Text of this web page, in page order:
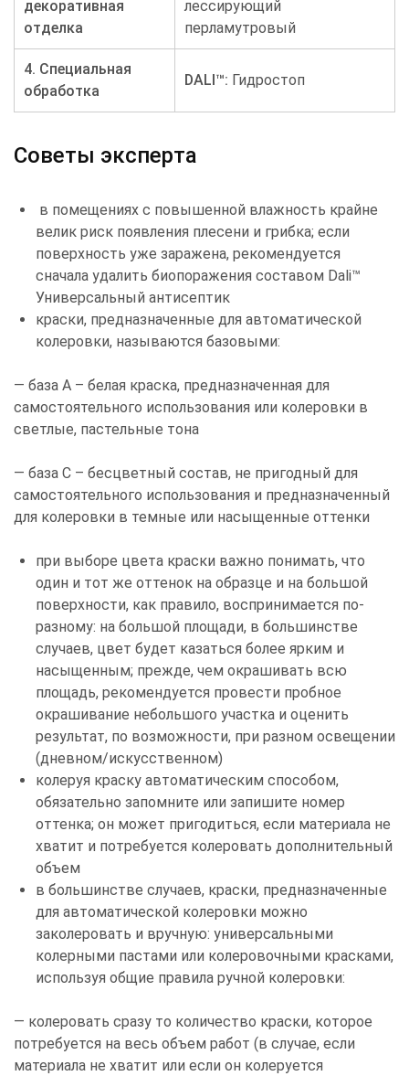
декоративная
отделка
лессирующий
перламутровый
4. Cпециальная
обработка
DALI™: Гидростоп
Советы эксперта
в помещениях с повышенной влажность крайне
велик риск появления плесени и грибка; если
поверхность уже заражена, рекомендуется
сначала удалить биопоражения составом Dali™
Универсальный антисептик
краски, предназначенные для автоматической
колеровки, называются базовыми:
— база А – белая краска, предназначенная для
самостоятельного использования или колеровки в
светлые, пастельные тона
— база С – бесцветный состав, не пригодный для
самостоятельного использования и предназначенный
для колеровки в темные или насыщенные оттенки
при выборе цвета краски важно понимать, что
один и тот же оттенок на образце и на большой
поверхности, как правило, воспринимается по-
разному: на большой площади, в большинстве
случаев, цвет будет казаться более ярким и
насыщенным; прежде, чем окрашивать всю
площадь, рекомендуется провести пробное
окрашивание небольшого участка и оценить
результат, по возможности, при разном освещении
(дневном/искусственном)
колеруя краску автоматическим способом,
обязательно запомните или запишите номер
оттенка; он может пригодиться, если материала не
хватит и потребуется колеровать дополнительный
объем
в большинстве случаев, краски, предназначенные
для автоматической колеровки можно
заколеровать и вручную: универсальными
колерными пастами или колеровочными красками,
используя общие правила ручной колеровки:
— колеровать сразу то количество краски, которое
потребуется на весь объем работ (в случае, если
материала не хватит или если он колеруется